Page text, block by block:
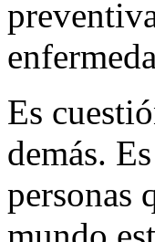
Es
demás.
personas